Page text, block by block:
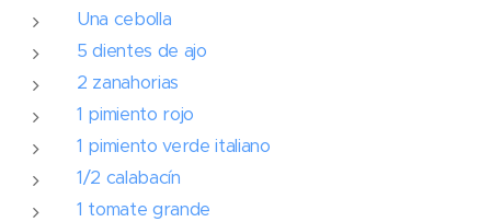
Una cebolla
5 dientes de ajo
2 zanahorias
1 pimiento rojo
1 pimiento verde italiano
1/2 calabacín
1 tomate grande